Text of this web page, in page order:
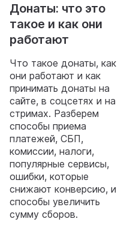
Донаты: что это
такое и как они
работают
Что такое донаты, как
они работают и как
принимать донаты на
сайте, в соцсетях и на
стримах. Разберем
способы приема
платежей, СБП,
комиссии, налоги,
популярные сервисы,
ошибки, которые
снижают конверсию, и
способы увеличить
сумму сборов.